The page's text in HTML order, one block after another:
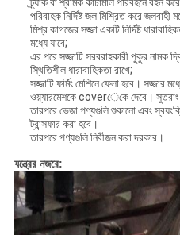
ট্র্যাক বা শ্রমিক কাঁচামাল পরিবহনে বহন
পরিবাহক নির্দিষ্ট জল মিশ্রিত করে
মিশ্র কাগজের সজ্জা একটি নির্দিষ্ট
মধ্যে যাবে;
এর পরে সজ্জাটি সরবরাহকারী পুকুর নামক
স্থিতিশীল ধারাবাহিকতা রাখে;
সজ্জাটি ফর্মিং মেশিনে ফেলা হবে। সজ্জার
ওয়্যারমেশকে coverেকে দেবে। সুতরাং
তারপরে ভেজা পণ্যগুলি শুকানো এবং
ট্রান্সফার করা হবে।
তারপরে পণ্যগুলি নির্বীজন করা দরকার।
যন্ত্রের নজরে: